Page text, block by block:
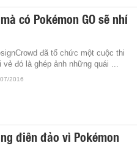
có Pokémon GO sẽ nhí
đã tổ chức một cuộc thi
vẻ đó là ghép ảnh những quái ...
2016
điên đảo vì Pokémon